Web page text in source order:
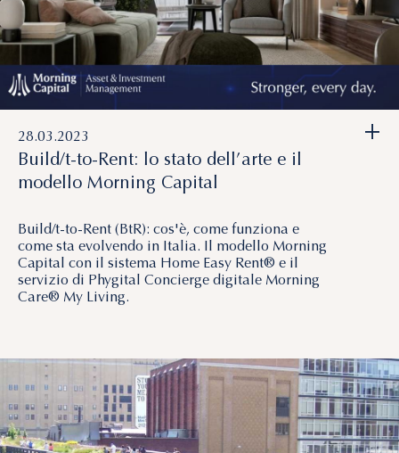
28.03.2023
Build/t-to-Rent: lo stato dell’arte e il
modello Morning Capital
Build/t-to-Rent (BtR): cos'è, come funziona e
come sta evolvendo in Italia. Il modello Morning
Capital con il sistema Home Easy Rent® e il
servizio di Phygital Concierge digitale Morning
Care® My Living.
+